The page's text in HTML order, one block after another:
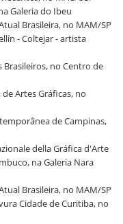
Galeria do Ibeu
Brasileira, no MAM/SP
- Coltejar - artista
Brasileiros, no Centro de
de Artes Gráficas, no
de Campinas,
della Gráfica d'Arte
na Galeria Nara
Brasileira, no MAM/SP
Cidade de Curitiba, no